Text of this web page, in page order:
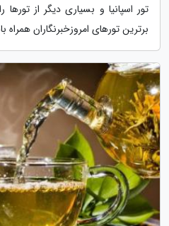
تور اسپانیا و بسیاری دیگر از
برترین تورهای امروزخبرنگاران همراه